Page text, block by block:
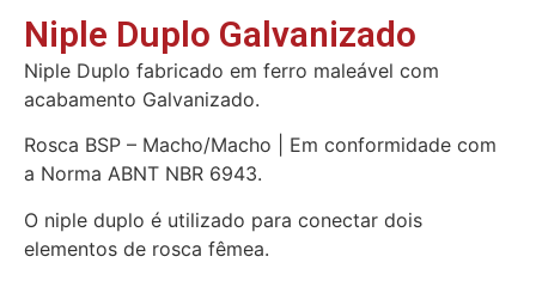
Niple Duplo Galvanizado
Niple Duplo fabricado em ferro maleável com
acabamento Galvanizado.
Rosca BSP – Macho/Macho | Em conformidade com
a Norma ABNT NBR 6943.
O niple duplo é utilizado para conectar dois
elementos de rosca fêmea.